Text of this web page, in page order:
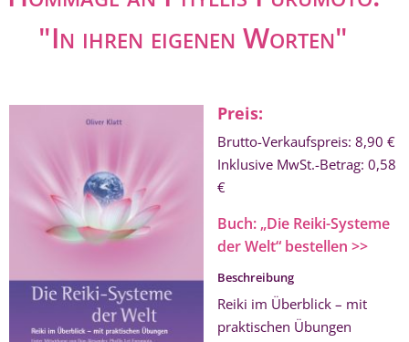
"In ihren eigenen Worten"
Preis:
Brutto-Verkaufspreis: 8,90 €
Inklusive MwSt.-Betrag: 0,58
€
Buch: „Die Reiki-Systeme
der Welt“ bestellen >>
Beschreibung
Reiki im Überblick – mit
praktischen Übungen